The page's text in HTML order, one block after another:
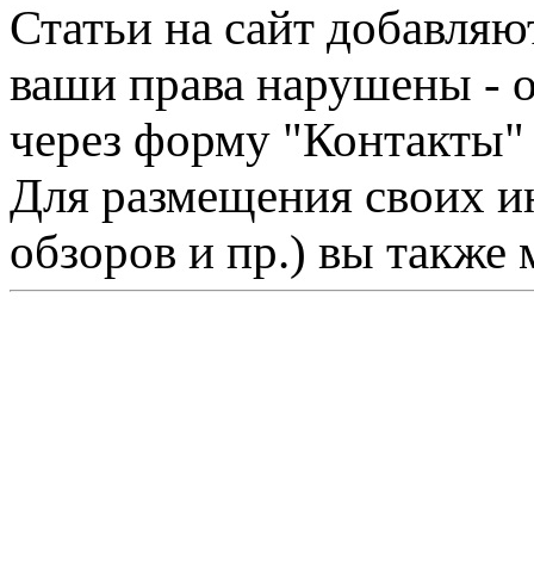
Статьи на сайт
ваши права нарушены -
через форму "Контакты"
Для размещения своих
обзоров и пр.) вы также